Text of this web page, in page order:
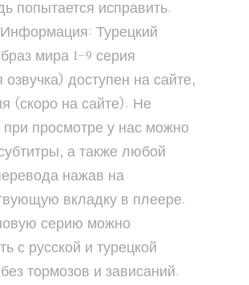
попытается исправить.
Турецкий
мира 1-9 серия
озвучка) доступен на сайте,
(скоро на сайте). Не
при просмотре у нас можно
а также любой
нажав на
вкладку в плеере.
серию можно
с русской и турецкой
тормозов и зависаний.